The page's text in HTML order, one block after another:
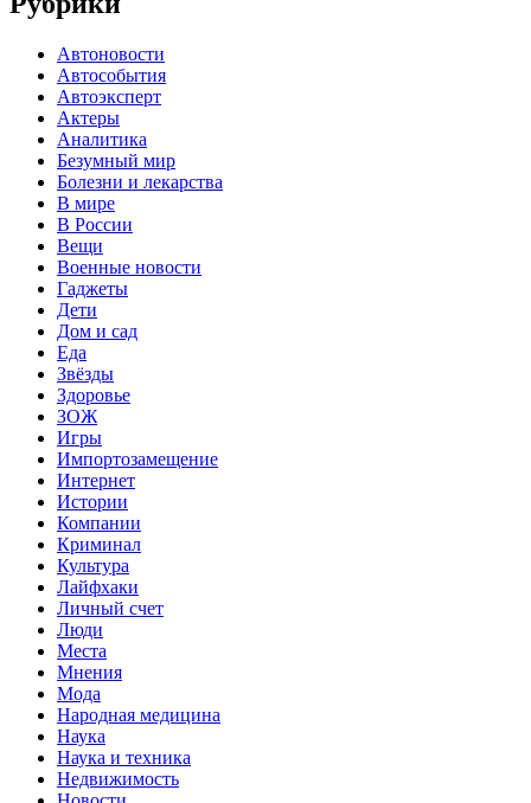
Автоновости
Автособытия
Автоэксперт
Актеры
Аналитика
Безумный мир
Болезни и лекарства
В мире
В России
Вещи
Военные новости
Гаджеты
Дети
Дом и сад
Еда
Звёзды
Здоровье
ЗОЖ
Игры
Импортозамещение
Интернет
Истории
Компании
Криминал
Культура
Лайфхаки
Личный счет
Люди
Места
Мнения
Мода
Народная медицина
Наука
Наука и техника
Недвижимость